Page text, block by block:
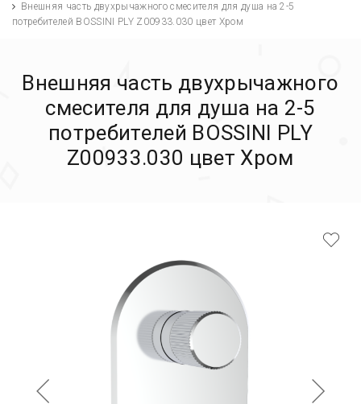
Внешняя часть двухрычажного смесителя для душа на 2-5
потребителей BOSSINI PLY Z00933.030 цвет Хром
Внешняя часть двухрычажного
смесителя для душа на 2-5
потребителей BOSSINI PLY
Z00933.030 цвет Хром